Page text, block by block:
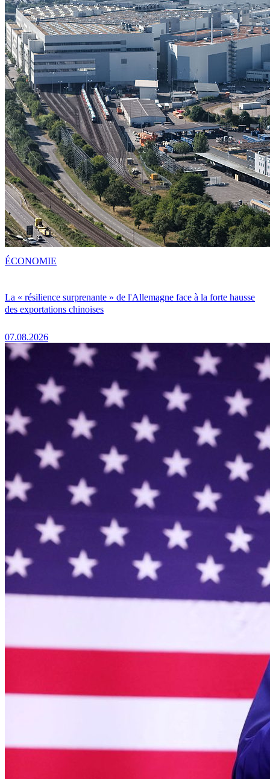
La « résilience surprenante » de l'Allemagne face à la forte hausse
des exportations chinoises
07.08.2026
ÉCONOMIE